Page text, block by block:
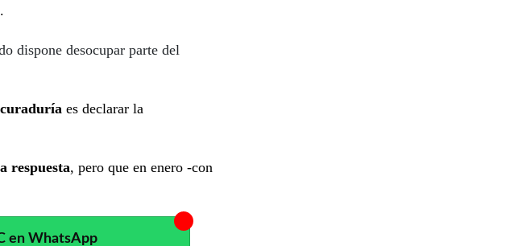
dispone desocupar parte del
es declarar la
respuesta, pero que en enero -con
en WhatsApp